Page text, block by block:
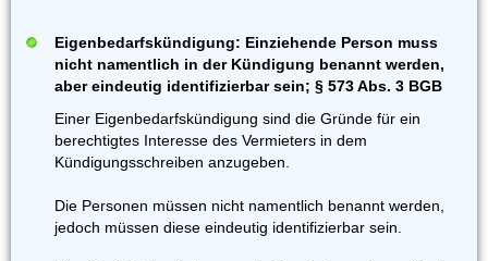
Eigenbedarfskündigung: Einziehende Person muss
nicht namentlich in der Kündigung benannt werden,
aber eindeutig identifizierbar sein; § 573 Abs. 3 BGB
Einer Eigenbedarfskündigung sind die Gründe für ein
berechtigtes Interesse des Vermieters in dem
Kündigungsschreiben anzugeben.
Die Personen müssen nicht namentlich benannt werden,
jedoch müssen diese eindeutig identifizierbar sein.